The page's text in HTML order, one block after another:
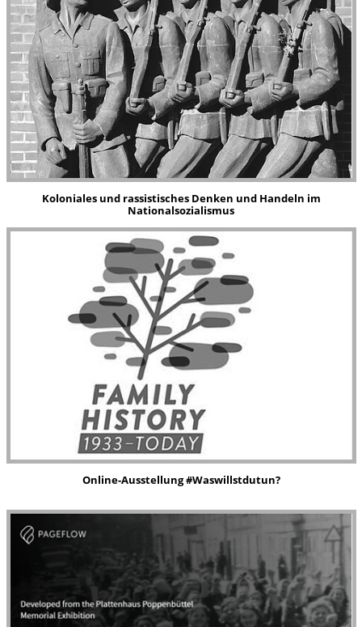
Koloniales und rassistisches Denken und Handeln im
Nationalsozialismus
Online-Ausstellung#Waswillstdutun?